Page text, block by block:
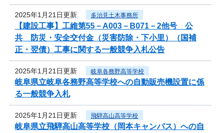
2025年1月21日更新 多治見土木事務所
【建設工事】工維第55－A003－B071－2他号 公
共 防災・安全交付金（災害防除・下小里）（国補
正・翌債）工事に関する一般競争入札公告
2025年1月21日更新 岐阜各務野高等学校
岐阜県立岐阜各務野高等学校への自動販売機設置に係
る一般競争入札
2025年1月21日更新 飛騨高山高等学校
岐阜県立飛騨高山高等学校（岡本キャンパス）への自